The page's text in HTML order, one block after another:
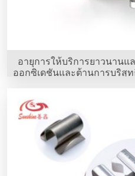
อายุการให้บริการยาวนาน
ออกซิเดชันและต้านการบริสุ